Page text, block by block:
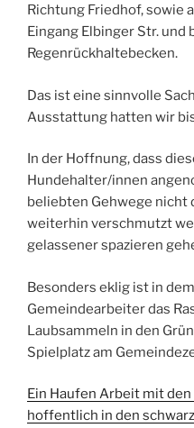
Richtung Friedhof, sowie
Eingang Elbinger Str.
Regenrückhaltebecken.
Das ist eine sinnvolle
Ausstattung hatten wir
In der Hoffnung, dass
Hundehalter/innen
beliebten Gehwege nicht
weiterhin verschmutzt
gelassener spazieren
Besonders eklig ist in
Gemeindearbeiter das
Laubsammeln in den
Spielplatz am
Ein Haufen Arbeit mit
hoffentlich in den